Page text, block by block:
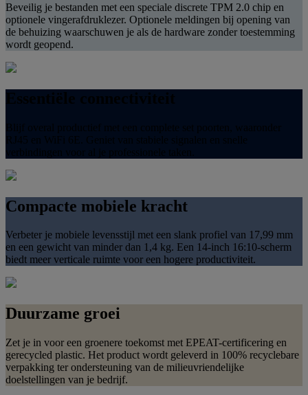
Beveilig je bestanden met een speciale discrete TPM 2.0 chip en
optionele vingerafdruklezer. Optionele meldingen bij opening van
de behuizing waarschuwen je als de hardware zonder toestemming
wordt geopend.
Essentiële connectiviteit
Blijf overal productief met een complete set poorten, waaronder
RJ45 en WiFi 6E. Geniet van stabiele signalen en snelle
verbindingen voor al je professionele taken.
Compacte mobiele kracht
Verbeter je mobiele levensstijl met een slank profiel van 17,99 mm
en een gewicht van minder dan 1,4 kg. Een 14-inch 16:10-scherm
biedt meer verticale ruimte voor een hogere productiviteit.
Duurzame groei
Zet je in voor een groenere toekomst met EPEAT-certificering en
gerecycled plastic. Het product wordt geleverd in 100% recyclebare
verpakking ter ondersteuning van de milieuvriendelijke
doelstellingen van je bedrijf.